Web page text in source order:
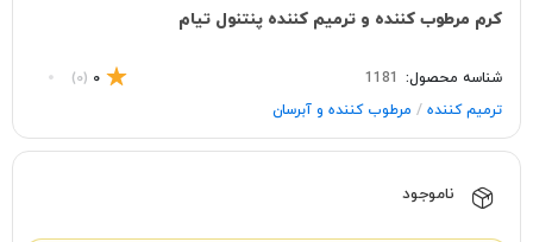
کرم مرطوب کننده و ترمیم کننده پنتنول تیام
شناسه محصول: 1181
0
(0)
ترمیم کننده / مرطوب کننده و آبرسان
ناموجود